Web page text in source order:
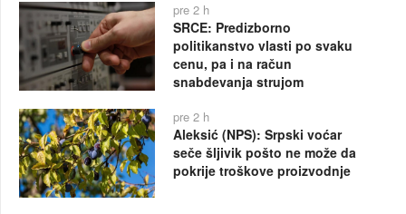
pre 2 h
SRCE: Predizborno
politikanstvo vlasti po svaku
cenu, pa i na račun
snabdevanja strujom
pre 2 h
Aleksić (NPS): Srpski voćar
seče šljivik pošto ne može da
pokrije troškove proizvodnje